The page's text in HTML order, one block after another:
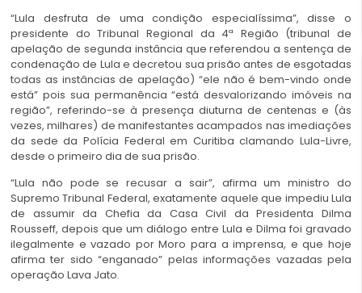
“Lula desfruta de uma condição especialíssima”, disse o
presidente do Tribunal Regional da 4ª Região (tribunal de
apelação de segunda instância que referendou a sentença de
condenação de Lula e decretou sua prisão antes de esgotadas
todas as instâncias de apelação) “ele não é bem-vindo onde
está” pois sua permanência “está desvalorizando imóveis na
região”, referindo-se à presença diuturna de centenas e (às
vezes, milhares) de manifestantes acampados nas imediações
da sede da Polícia Federal em Curitiba clamando Lula-Livre,
desde o primeiro dia de sua prisão.
“Lula não pode se recusar a sair”, afirma um ministro do
Supremo Tribunal Federal, exatamente aquele que impediu Lula
de assumir da Chefia da Casa Civil da Presidenta Dilma
Rousseff, depois que um diálogo entre Lula e Dilma foi gravado
ilegalmente e vazado por Moro para a imprensa, e que hoje
afirma ter sido “enganado” pelas informações vazadas pela
operação Lava Jato.